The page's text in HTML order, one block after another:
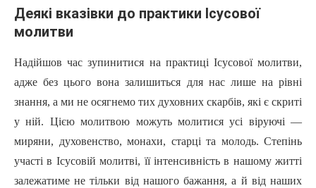
Деякі вказівки до практики Ісусової
молитви
Надійшов час зупинитися на практиці Ісусової молитви,
адже без цього вона залишиться для нас лише на рівні
знання, а ми не осягнемо тих духовних скарбів, які є скриті
у ній. Цією молитвою можуть молитися yci віруючі —
миряни, духовенство, монахи, старці та молодь. Степінь
участі в Ісусовій молитві, ïї інтенсивність в нашому житті
залежатиме не тільки від нaшoгo бажання, а й від наших